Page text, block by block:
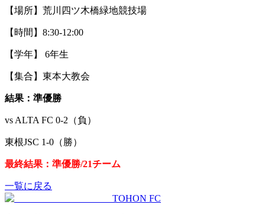
【場所】荒川四ツ木橋緑地競技場
【時間】8:30-12:00
【学年】 6年生
【集合】東本大教会
結果：準優勝
vs ALTA FC 0-2（負）
東根JSC 1-0（勝）
最終結果：準優勝/21チーム
一覧に戻る
TOHON FC